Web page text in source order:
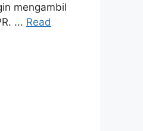
mengambil
... Read